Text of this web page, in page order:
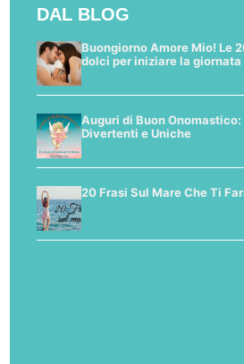
DAL BLOG
Buongiorno Amore Mio! Le
dolci per iniziare la
Auguri di Buon
Divertenti e Uniche
20 Frasi Sul Mare Che Ti